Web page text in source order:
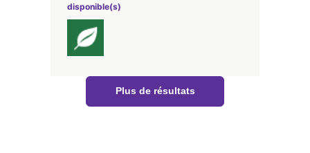
disponible(s)
Plus de résultats